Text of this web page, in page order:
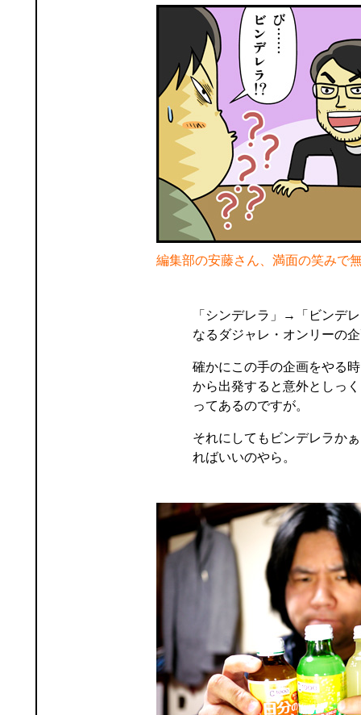
編集部の安藤さん、満面の笑み
「シンデレラ」→「ビンデ
なるダジャレ・オンリーの
確かにこの手の企画をやる
から出発すると意外としっ
ってあるのですが。
それにしてもビンデレラか
ればいいのやら。